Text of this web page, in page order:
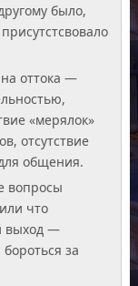
было,
оттока —
«мерялок»
отсутствие
общения.
вопросы
что
выход —
за